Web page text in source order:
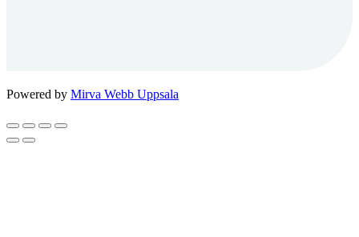
Powered by Mirva Webb Uppsala